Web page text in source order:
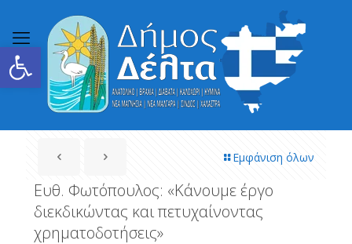
Ανοίξτε τη γραμμή εργαλείων
Εμφάνιση όλων
Ευθ. Φωτόπουλος: «Κάνουμε έργο
διεκδικώντας και πετυχαίνοντας
χρηματοδοτήσεις»